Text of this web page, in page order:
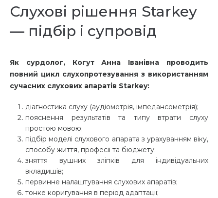
Слухові рішення Starkey
— підбір і супровід
Як сурдолог, Когут Анна Іванівна проводить
повний цикл слухопротезування з використанням
сучасних слухових апаратів Starkey:
діагностика слуху (аудіометрія, імпедансометрія);
пояснення результатів та типу втрати слуху
простою мовою;
підбір моделі слухового апарата з урахуванням віку,
способу життя, професії та бюджету;
зняття вушних зліпків для індивідуальних
вкладишів;
первинне налаштування слухових апаратів;
тонке коригування в період адаптації;